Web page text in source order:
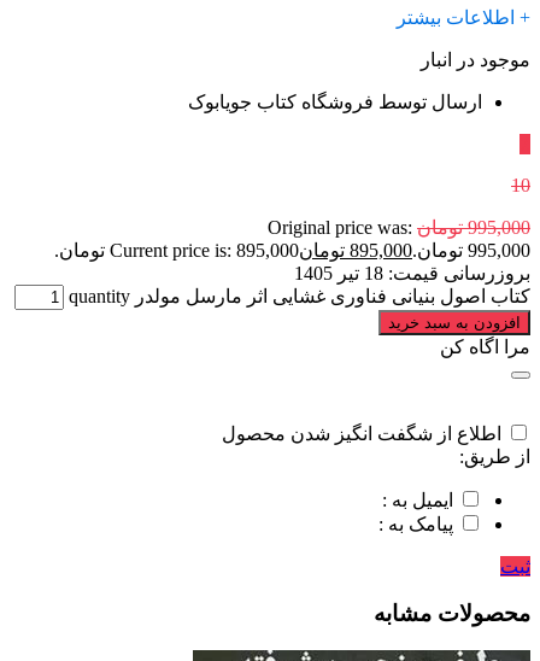
+ اطلاعات بیشتر
موجود در انبار
ارسال توسط فروشگاه کتاب جویابوک
10
995,000 تومان Original price was:
995,000 تومان.
895,000 تومانCurrent price is: 895,000 تومان.
بروزرسانی قیمت: 18 تیر 1405
کتاب اصول بنیانی فناوری غشایی اثر مارسل مولدر quantity
افزودن به سبد خرید
مرا اگاه کن
اطلاع از شگفت انگیز شدن محصول
از طریق:
ایمیل به :
پیامک به :
ثبت
محصولات مشابه